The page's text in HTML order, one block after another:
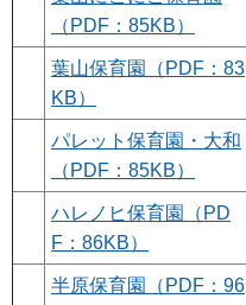
（PDF：85KB）
葉山保育園（PDF：83
KB）
パレット保育園・大和
（PDF：85KB）
ハレノヒ保育園（PD
F：86KB）
半原保育園（PDF：96